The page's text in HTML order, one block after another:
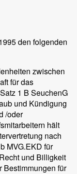
den folgenden
zwischen
für das
1 B SeuchenG
und Kündigung
/oder
hält
nach
MVG.EKD für
und Billigkeit
Bestimmungen für